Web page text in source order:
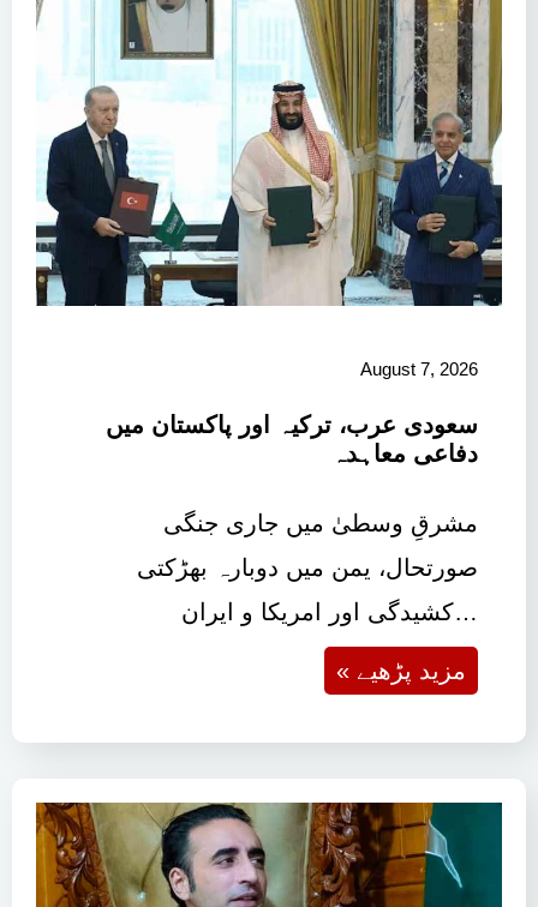
August 7, 2026
دفاعی معاہدہ
مشرقِ وسطیٰ میں جاری جنگی
صورتحال، یمن میں دوبارہ بھڑکتی
کشیدگی اور امریکا و ایران…